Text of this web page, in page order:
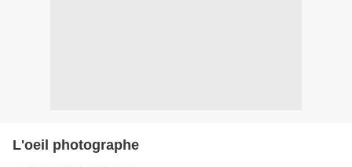
L'oeil photographe